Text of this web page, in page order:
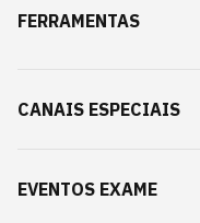
FERRAMENTAS
CANAIS ESPECIAIS
EVENTOS EXAME